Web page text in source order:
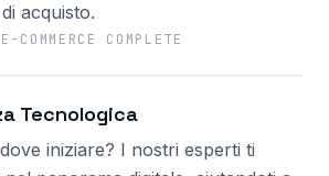
acquisto.
COMMERCE COMPLETE
Tecnologica
iniziare? I nostri esperti ti